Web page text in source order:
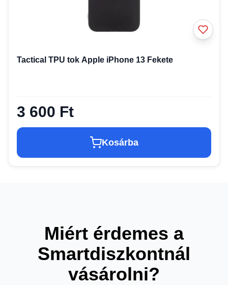
Tactical TPU tok Apple iPhone 13 Fekete
3 600 Ft
Kosárba
Miért érdemes a
Smartdiszkontnál
vásárolni?